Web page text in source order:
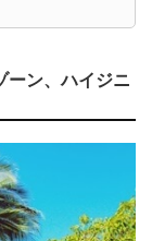
ーン、ハイジニ